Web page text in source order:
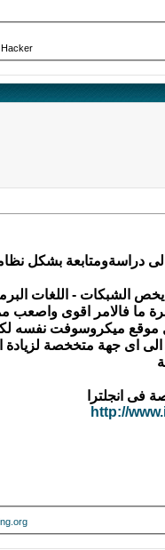
الى دراسةومتابعة بشكل
الشبكات - اللغات
ما فالامر اقوى
اى جهة متخخصة لزيادة
انجلترا
http://